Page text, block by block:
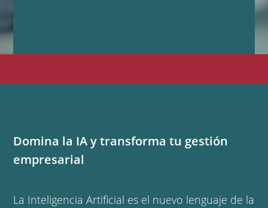
Domina la IA y transforma tu gestión
empresarial
La Inteligencia Artificial es el nuevo lenguaje de la